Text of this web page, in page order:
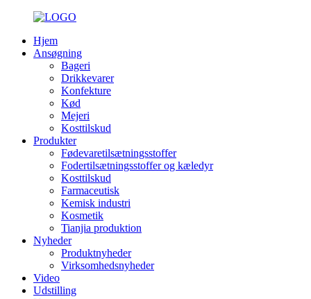
Hjem
Ansøgning
Bageri
Drikkevarer
Konfekture
Kød
Mejeri
Kosttilskud
Produkter
Fødevaretilsætningsstoffer
Fodertilsætningsstoffer og kæledyr
Kosttilskud
Farmaceutisk
Kemisk industri
Kosmetik
Tianjia produktion
Nyheder
Produktnyheder
Virksomhedsnyheder
Video
Udstilling